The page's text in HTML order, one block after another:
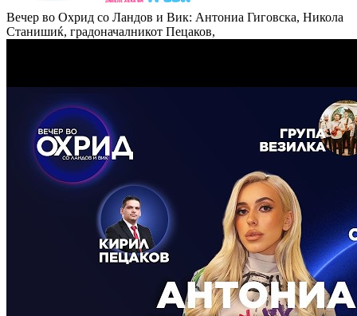
Вечер во Охрид со Ландов и Вик: Антониа Гиговска, Никола
Станишиќ, градоначалникот Пецаков,